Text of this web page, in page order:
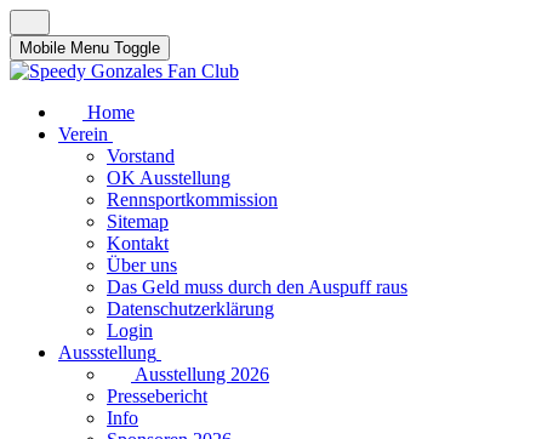
Mobile Menu Toggle
Home
Verein
Vorstand
OK Ausstellung
Rennsportkommission
Sitemap
Kontakt
Über uns
Das Geld muss durch den Auspuff raus
Datenschutzerklärung
Login
Aussstellung
Ausstellung 2026
Pressebericht
Info